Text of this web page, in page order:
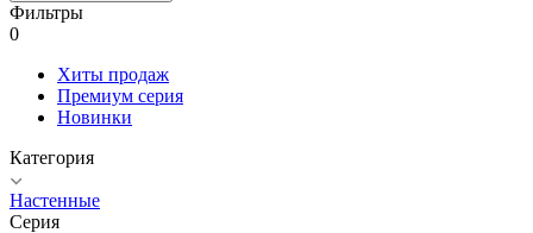
Фильтры
0
Хиты продаж
Премиум серия
Новинки
Категория
Настенные
Серия